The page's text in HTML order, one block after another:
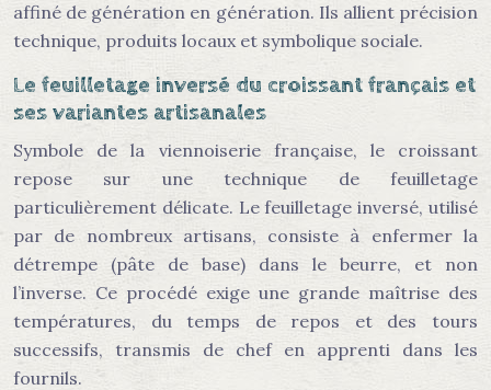
affiné de génération en génération. Ils allient précision
technique, produits locaux et symbolique sociale.
Le feuilletage inversé du croissant français et
ses variantes artisanales
Symbole de la viennoiserie française, le croissant
repose sur une technique de feuilletage
particulièrement délicate. Le feuilletage inversé, utilisé
par de nombreux artisans, consiste à enfermer la
détrempe (pâte de base) dans le beurre, et non
l’inverse. Ce procédé exige une grande maîtrise des
températures, du temps de repos et des tours
successifs, transmis de chef en apprenti dans les
fournils.